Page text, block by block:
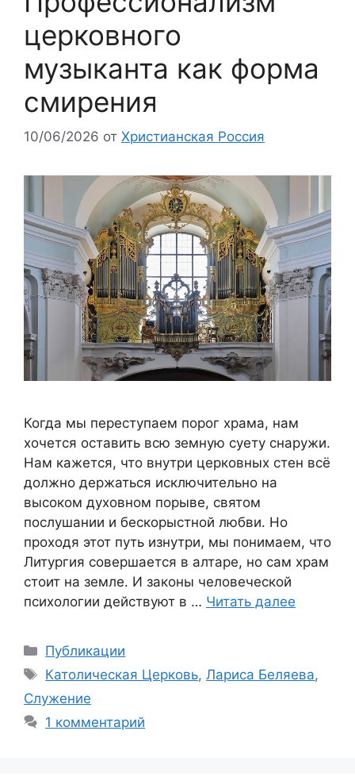
церковного
музыканта как форма
смирения​
10/06/2026 от Христианская Россия
Когда мы переступаем порог храма, нам
хочется оставить всю земную суету снаружи.
Нам кажется, что внутри церковных стен всё
должно держаться исключительно на
высоком духовном порыве, святом
послушании и бескорыстной любви. Но
проходя этот путь изнутри, мы понимаем, что
Литургия совершается в алтаре, но сам храм
стоит на земле. И законы человеческой
психологии действуют в … Читать далее
Рубрики
Публикации
Метки
Католическая Церковь,Лариса Беляева,
Служение
1 комментарий